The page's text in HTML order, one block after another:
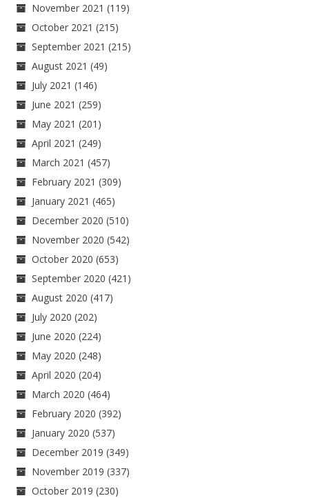
November 2021 (119)
October 2021 (215)
September 2021 (215)
August 2021 (49)
July 2021 (146)
June 2021 (259)
May 2021 (201)
April 2021 (249)
March 2021 (457)
February 2021 (309)
January 2021 (465)
December 2020 (510)
November 2020 (542)
October 2020 (653)
September 2020 (421)
August 2020 (417)
July 2020 (202)
June 2020 (224)
May 2020 (248)
April 2020 (204)
March 2020 (464)
February 2020 (392)
January 2020 (537)
December 2019 (349)
November 2019 (337)
October 2019 (230)